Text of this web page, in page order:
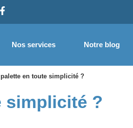
Nos services Notre blog
en toute simplicité ?
simplicité ?